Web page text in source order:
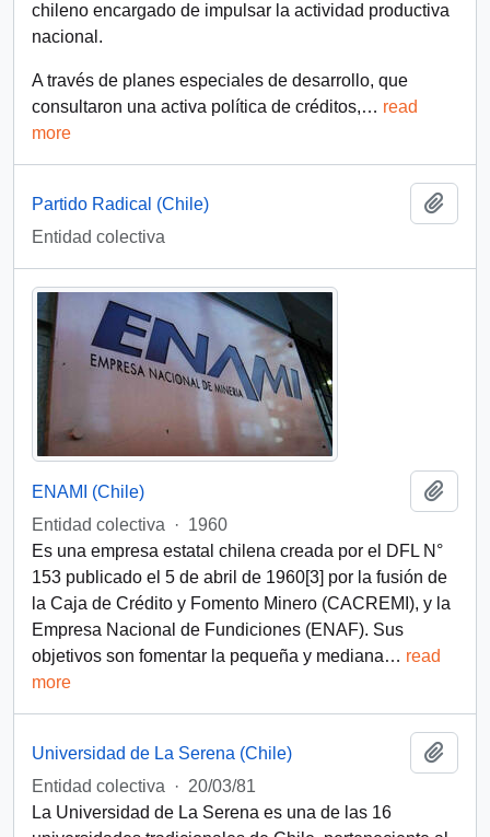
chileno encargado de impulsar la actividad productiva
nacional.
A través de planes especiales de desarrollo, que
consultaron una activa política de créditos,… read
more
Partido Radical (Chile)
Entidad colectiva
ENAMI (Chile)
Entidad colectiva
· 1960
Es una empresa estatal chilena creada por el DFL N°
153 publicado el 5 de abril de 1960[3]​ por la fusión de
la Caja de Crédito y Fomento Minero (CACREMI), y la
Empresa Nacional de Fundiciones (ENAF). Sus
objetivos son fomentar la pequeña y mediana… read
more
Universidad de La Serena (Chile)
Entidad colectiva
· 20/03/81
La Universidad de La Serena es una de las 16